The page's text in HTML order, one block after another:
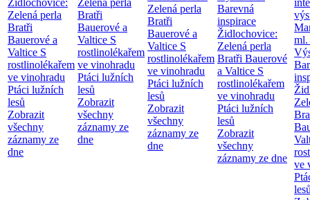
Zelená perla
Bratři
Bauerové a
Valtice S
rostlinolékařem
ve vinohradu
Ptáci lužních
lesů
Zobrazit
všechny
záznamy ze
dne
Bratři
Bauerové a
Valtice S
rostlinolékařem
ve vinohradu
Ptáci lužních
lesů
Zobrazit
všechny
záznamy ze
dne
Zelená perla
Bratři
Bauerové a
Valtice S
rostlinolékařem
ve vinohradu
Ptáci lužních
lesů
Zobrazit
všechny
záznamy ze
dne
Barevná
inspirace
Židlochovice:
Zelená perla
Bratři Bauerové
a Valtice S
rostlinolékařem
ve vinohradu
Ptáci lužních
lesů
Zobrazit
všechny
záznamy ze dne
ml.
ve